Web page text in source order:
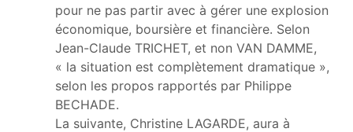
pour ne pas partir avec à gérer une explosion
économique, boursière et financière. Selon
Jean-Claude TRICHET, et non VAN DAMME,
« la situation est complètement dramatique »,
selon les propos rapportés par Philippe
BECHADE.
La suivante, Christine LAGARDE, aura à